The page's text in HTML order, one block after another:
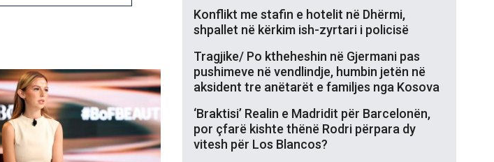
Konflikt me stafin e hotelit në Dhërmi,
shpallet në kërkim ish-zyrtari i policisë
Tragjike/ Po ktheheshin në Gjermani pas
pushimeve në vendlindje, humbin jetën në
aksident tre anëtarët e familjes nga Kosova
‘Braktisi’ Realin e Madridit për Barcelonën,
por çfarë kishte thënë Rodri përpara dy
vitesh për Los Blancos?